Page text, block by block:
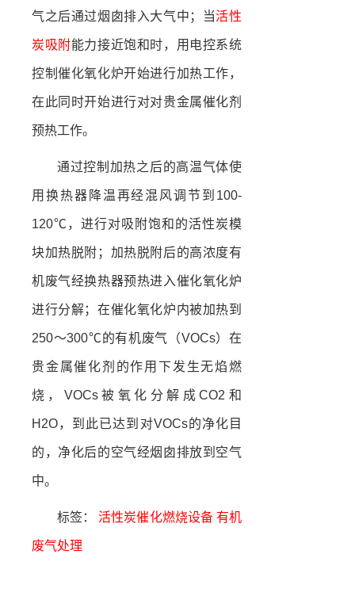
气之后通过烟囱排入大气中；当活性
炭吸附能力接近饱和时，用电控系统
控制催化氧化炉开始进行加热工作，
在此同时开始进行对对贵金属催化剂
预热工作。
通过控制加热之后的高温气体使
用换热器降温再经混风调节到100-
120℃，进行对吸附饱和的活性炭模
块加热脱附；加热脱附后的高浓度有
机废气经换热器预热进入催化氧化炉
进行分解；在催化氧化炉内被加热到
250～300℃的有机废气（VOCs）在
贵金属催化剂的作用下发生无焰燃
烧，VOCs被氧化分解成CO2和
H2O，到此已达到对VOCs的净化目
的，净化后的空气经烟囱排放到空气
中。
标签：活性炭催化燃烧设备 有机
废气处理​